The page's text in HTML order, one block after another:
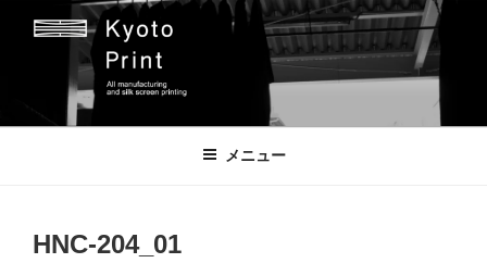
京都プリント
京都市のオリジナルプリント会社
メニュー
HNC-204_01